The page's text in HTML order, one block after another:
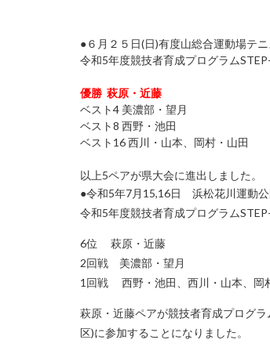
●６月２５日(日)有度山総合運動場テニ
令和5年度競技者育成プログラム
優勝 萩原・近藤
ベスト4 美濃部・望月
ベスト8 西野・池田
ベスト16 西川・山本、岡村・山田
以上5ペアが県大会に進出しました。
●令和5年7月15,16日 浜松花川運動
令和5年度競技者育成プログラム
6位 萩原・近藤
2回戦 美濃部・望月
1回戦 西野・池田、西川・山本、岡
萩原・近藤ペアが競技者育成プログ
区)に参加することになりました。